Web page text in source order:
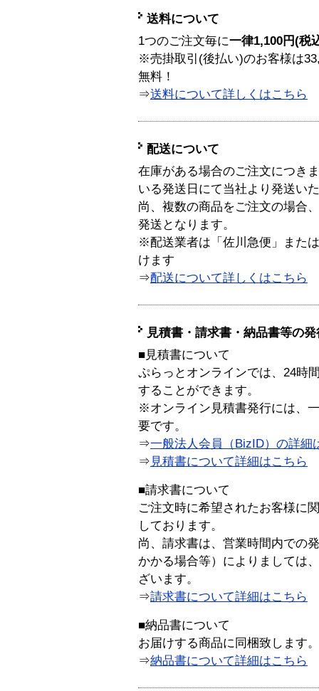
送料について
1つのご注文毎に一律1,100円(税
※売掛取引(後払い)のお客様は
無料！
⇒送料について詳しくはこちら
配送について
在庫がある場合のご注文につき
いる発送日にて当社より発送い
尚、複数の商品をご注文の場合
発送となります。
※配送業者は「佐川急便」また
けます
⇒配送について詳しくはこちら
見積書・請求書・納品書等の
■見積書について
ぷらっとオンラインでは、24時
することができます。
※オンライン見積書発行には、
要です。
⇒一般法人会員（BizID）の詳細
⇒ 見積書について詳細はこちら
■請求書について
ご注文時に希望されたお客様に
しております。
尚、請求書は、営業時間内での
かかる場合等）によりましては
ざいます。
⇒請求書について詳細はこちら
■納品書について
お届けする商品に同梱致します。
⇒納品書について詳細はこちら